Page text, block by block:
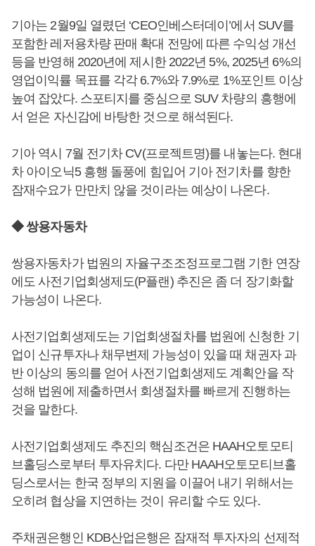
기아는 2월9일 열렸던 ‘CEO인베스터데이’에서 SUV를
포함한 레저용차량 판매 확대 전망에 따른 수익성 개선
등을 반영해 2020년에 제시한 2022년 5%, 2025년 6%의
영업이익률 목표를 각각 6.7%와 7.9%로 1%포인트 이상
높여 잡았다. 스포티지를 중심으로 SUV 차량의 흥행에
서 얻은 자신감에 바탕한 것으로 해석된다.
기아 역시 7월 전기차 CV(프로젝트명)를 내놓는다. 현대
차 아이오닉5 흥행 돌풍에 힘입어 기아 전기차를 향한
잠재수요가 만만치 않을 것이라는 예상이 나온다.
◆ 쌍용자동차
쌍용자동차가 법원의 자율구조조정프로그램 기한 연장
에도 사전기업회생제도(P플랜) 추진은 좀 더 장기화할
가능성이 나온다.
사전기업회생제도는 기업회생절차를 법원에 신청한 기
업이 신규투자나 채무변제 가능성이 있을 때 채권자 과
반 이상의 동의를 얻어 사전기업회생제도 계획안을 작
성해 법원에 제출하면서 회생절차를 빠르게 진행하는
것을 말한다.
사전기업회생제도 추진의 핵심조건은 HAAH오토모티
브홀딩스로부터 투자유치다. 다만 HAAH오토모티브홀
딩스로서는 한국 정부의 지원을 이끌어 내기 위해서는
오히려 협상을 지연하는 것이 유리할 수도 있다.
주채권은행인 KDB산업은행은 잠재적 투자자의 선제적